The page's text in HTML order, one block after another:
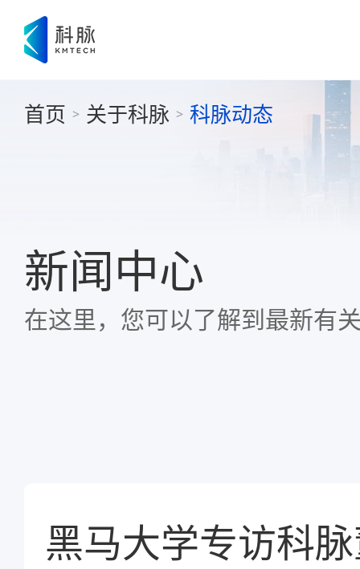
首页 > 关于科脉 > 科脉动态
新闻中心
在这里，您可以了解到最新有
黑马大学专访科